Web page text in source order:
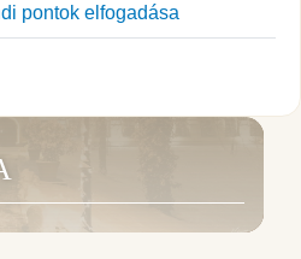
pontok elfogadása